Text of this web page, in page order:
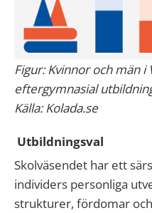
Figur: Kvinnor och män
eftergymnasial
Källa: Kolada.se
Utbildningsval
Skolväsendet har ett
individers personliga
strukturer, fördomar